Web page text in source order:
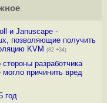
и Januscape -
позволяющие получить
KVM
(82 +34)
разработчика
могло причинить вред
год